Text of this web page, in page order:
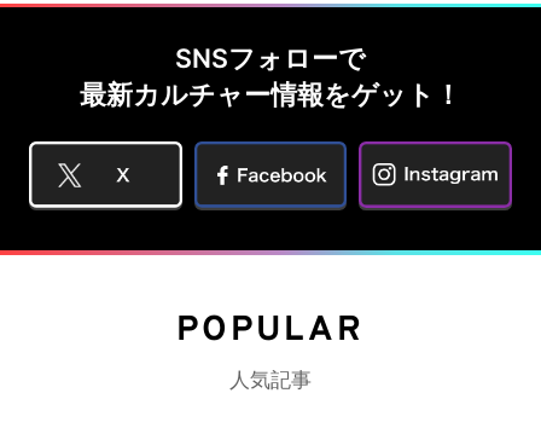
SNSフォローで
最新カルチャー情報をゲット！
POPULAR
人気記事